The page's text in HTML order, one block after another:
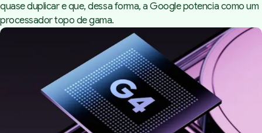
quase duplicar e que, dessa forma, a Google potencia como um
processador topo de gama.